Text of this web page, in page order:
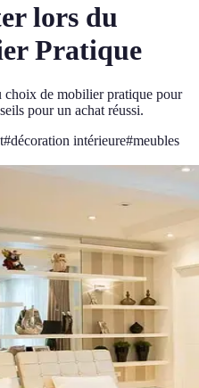
lors du
Pratique
choix de mobilier pratique pour
pour un achat réussi.
#décoration intérieure#meubles